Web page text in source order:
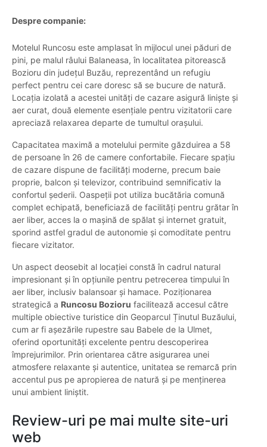
Despre companie:
Motelul Runcosu este amplasat în mijlocul unei păduri de
pini, pe malul râului Balaneasa, în localitatea pitorească
Bozioru din județul Buzău, reprezentând un refugiu
perfect pentru cei care doresc să se bucure de natură.
Locația izolată a acestei unități de cazare asigură liniște și
aer curat, două elemente esențiale pentru vizitatorii care
apreciază relaxarea departe de tumultul orașului.
Capacitatea maximă a motelului permite găzduirea a 58
de persoane în 26 de camere confortabile. Fiecare spațiu
de cazare dispune de facilități moderne, precum baie
proprie, balcon și televizor, contribuind semnificativ la
confortul șederii. Oaspeții pot utiliza bucătăria comună
complet echipată, beneficiază de facilități pentru grătar în
aer liber, acces la o mașină de spălat și internet gratuit,
sporind astfel gradul de autonomie și comoditate pentru
fiecare vizitator.
Un aspect deosebit al locației constă în cadrul natural
impresionant și în opțiunile pentru petrecerea timpului în
aer liber, inclusiv balansoar și hamace. Poziționarea
strategică a Runcosu Bozioru facilitează accesul către
multiple obiective turistice din Geoparcul Ținutul Buzăului,
cum ar fi așezările rupestre sau Babele de la Ulmet,
oferind oportunități excelente pentru descoperirea
împrejurimilor. Prin orientarea către asigurarea unei
atmosfere relaxante și autentice, unitatea se remarcă prin
accentul pus pe apropierea de natură și pe menținerea
unui ambient liniștit.
Review-uri pe mai multe site-uri
web